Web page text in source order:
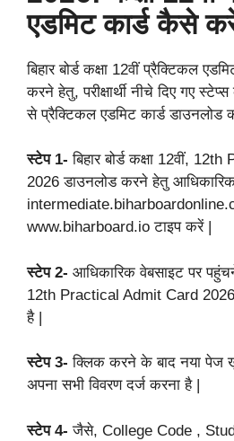
एडमिट कार्ड कैसे
बिहार बोर्ड कक्षा 12वीं प्रैक्टिकल
करने हेतु, परीक्षार्थी नीचे दिए गए
से प्रैक्टिकल एडमिट कार्ड डाउनलोड
स्टेप 1- बिहार बोर्ड कक्षा 12वीं,
2026 डाउनलोड करने हेतु
www.biharboard.io टाइप करें |
स्टेप 2- आधिकारिक वेबसाइट पर
12th Practical Admit Card
है |
स्टेप 3- क्लिक करने के बाद नया पेज
अपना सभी विवरण दर्ज करना है |
स्टेप 4- जैसे, College Code ,